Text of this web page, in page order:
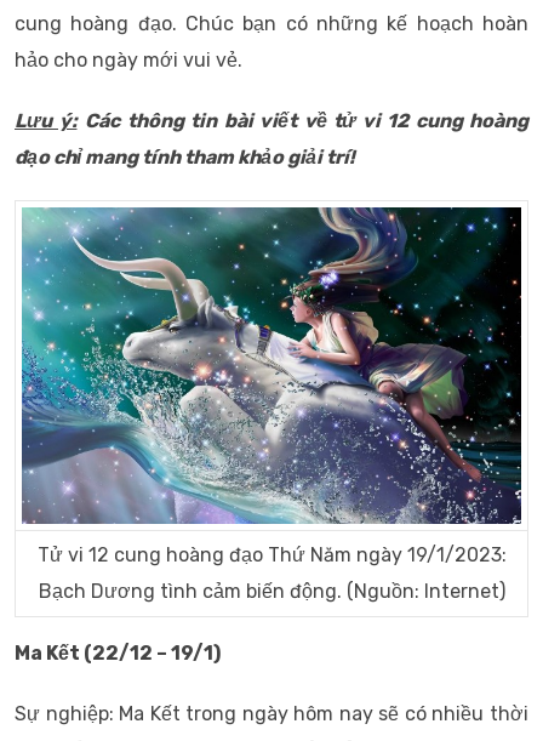
cung hoàng đạo. Chúc bạn có những kế hoạch hoàn
hảo cho ngày mới vui vẻ.
Lưu ý: Các thông tin bài viết về tử vi 12 cung hoàng
đạo chỉ mang tính tham khảo giải trí!
Tử vi 12 cung hoàng đạo Thứ Năm ngày 19/1/2023:
Bạch Dương tình cảm biến động. (Nguồn: Internet)
Ma Kết (22/12 – 19/1)
Sự nghiệp: Ma Kết trong ngày hôm nay sẽ có nhiều thời